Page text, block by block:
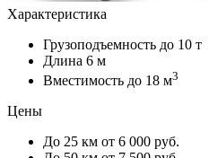
Характеристика
Грузоподъемность до 10 т
Длина 6 м
Вместимость до 18 м3
Цены
До 25 км от 6 000 руб.